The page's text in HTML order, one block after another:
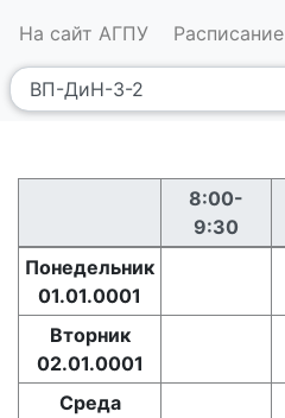
На сайт АГПУ Расписание
8:00-
9:30
Понедельник
01.01.0001
Вторник
02.01.0001
Среда